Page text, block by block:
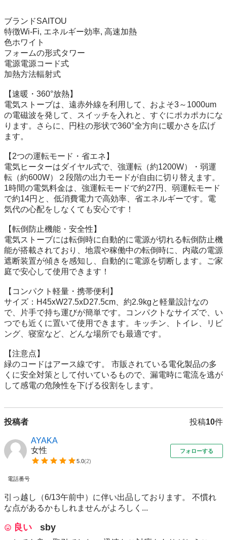
ブランドSAITOU
特徴Wi-Fi, エネルギー効率, 高速加熱
色ホワイト
フォームの形式タワー
電源電源コード式
加熱方法輻射式
【速暖・360°放熱】
電気ストーブは、遠赤外線を利用して、およそ3～1000um
の電磁波を発して、スイッチを入れと、すぐにポカポカにな
ります。さらに、円柱の形状で360°全方向に暖かさを広げ
ます。
【2つの運転モード・省エネ】
電気ヒーターはダイヤル式で、強運転（約1200W）・弱運
転（約600W）２段階の出力モードが自由に切り替えます。
1時間の電気料金は、強運転モードで約27円、弱運転モード
で約14円と、低消費電力で高効率、省エネルギーです。電
気代の心配をしなくても安心です！
【転倒防止機能・安全性】
電気ストーブには転倒時に自動的に電源が切れる転倒防止機
能が搭載されており、地震や稼働中の転倒時に、内蔵の電源
遮断装置が傾きを感知し、自動的に電源を切断します。ご家
庭で安心して使用できます！
【コンパクト軽量・携帯便利】
サイズ：H45xW27.5xD27.5cm、約2.9kgと軽量設計なの
で、片手で持ち運びが簡単です。コンパクトなサイズで、い
つでも近くに置いて使用できます。キッチン、トイレ、リビ
ング、寝室など、どんな場所でも最適です。
【注意点】
緑のコードはアース線です。 市販されている電化製品の多
くに安全対策として付いているもので、漏電時に電流を逃が
して感電の危険性を下げる役割をします。
投稿者 投稿10件
AYAKA
女性
5.0(2)
フォローする
電話番号
引っ越し（6/13午前中）に伴い出品しております。 不慣れ
な点があるかもしれませんがよろしく...
良い sby